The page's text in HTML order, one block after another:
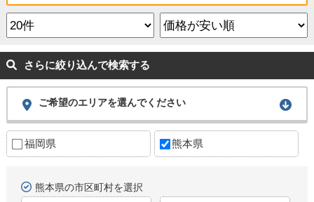
さらに絞り込んで検索する
ご希望のエリアを選んでください
福岡県 熊本県
熊本県の市区町村を選択